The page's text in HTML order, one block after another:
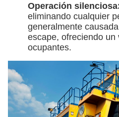
Operación
eliminando cualquier
generalmente
escape, ofreciendo
ocupantes.